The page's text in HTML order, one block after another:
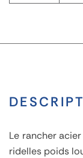
Le rancher
ridelles poids